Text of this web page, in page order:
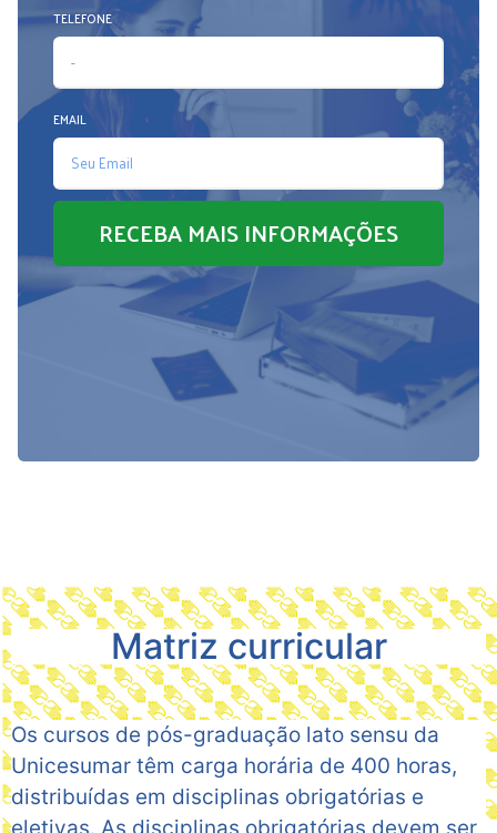
TELEFONE
EMAIL
RECEBA MAIS INFORMAÇÕES
Matriz curricular
Os cursos de pós-graduação lato sensu da
Unicesumar têm carga horária de 400 horas,
distribuídas em disciplinas obrigatórias e
eletivas. As disciplinas obrigatórias devem ser